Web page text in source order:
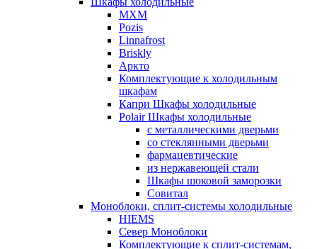
МХМ
Pozis
Linnafrost
Briskly
Аркто
Комплектующие к холодильным
шкафам
Капри Шкафы холодильные
Polair Шкафы холодильные
с металлическими дверьми
со стеклянными дверьми
фармацевтические
из нержавеющей стали
Шкафы шоковой заморозки
Совитал
Моноблоки, сплит-системы холодильные
HIEMS
Север Моноблоки
Комплектующие к сплит-системам,